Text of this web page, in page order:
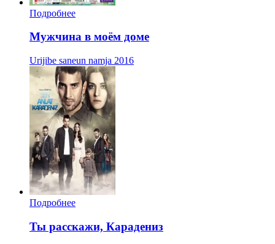
Подробнее
Мужчина в моём доме
Urijibe saneun namja 2016
Подробнее
Ты расскажи, Карадениз